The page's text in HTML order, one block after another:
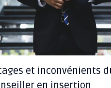
et inconvénients
en insertion